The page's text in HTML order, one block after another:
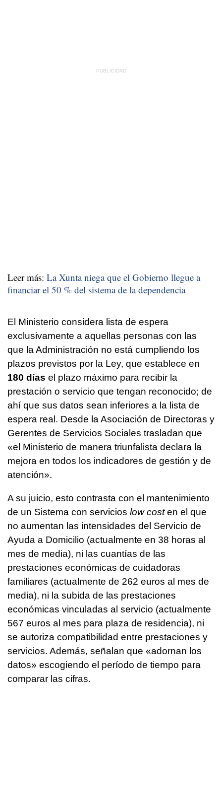
Leer más: La Xunta niega que el Gobierno llegue a
financiar el 50 % del sistema de la dependencia
El Ministerio considera lista de espera
exclusivamente a aquellas personas con las
que la Administración no está cumpliendo los
plazos previstos por la Ley, que establece en
180 días el plazo máximo para recibir la
prestación o servicio que tengan reconocido; de
ahí que sus datos sean inferiores a la lista de
espera real. Desde la Asociación de Directoras y
Gerentes de Servicios Sociales trasladan que
«el Ministerio de manera triunfalista declara la
mejora en todos los indicadores de gestión y de
atención».
A su juicio, esto contrasta con el mantenimiento
de un Sistema con servicios low costen el que
no aumentan las intensidades del Servicio de
Ayuda a Domicilio (actualmente en 38 horas al
mes de media), ni las cuantías de las
prestaciones económicas de cuidadoras
familiares (actualmente de 262 euros al mes de
media), ni la subida de las prestaciones
económicas vinculadas al servicio (actualmente
567 euros al mes para plaza de residencia), ni
se autoriza compatibilidad entre prestaciones y
servicios. Además, señalan que «adornan los
datos» escogiendo el período de tiempo para
comparar las cifras.